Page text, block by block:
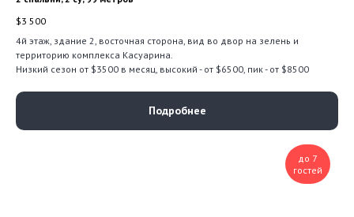
$3 500
4й этаж, здание 2, восточная сторона, вид во двор на зелень и
территорию комплекса Касуарина.
Низкий сезон от $3500 в месяц, высокий - от $6500, пик - от $8500
Подробнее
до 7
гостей